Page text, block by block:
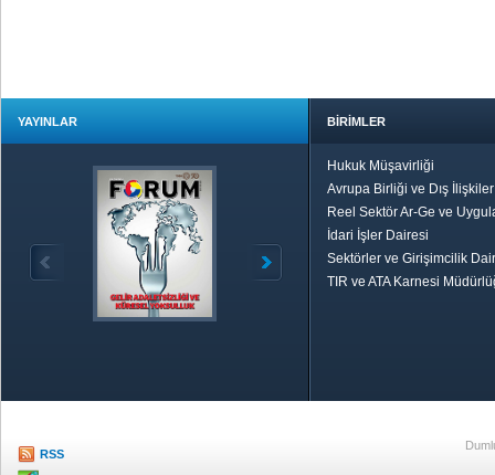
YAYINLAR BİRİMLER
Hukuk Müşavirliği
Avrupa Birliği ve Dış
Reel Sektör Ar-Ge ve
İdari İşler Dairesi
Sektörler ve Girişimcilik
TIR ve ATA Karnesi
RSS